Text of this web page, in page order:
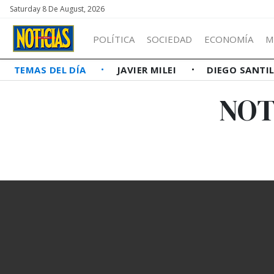
Saturday 8 De August, 2026
POLÍTICA SOCIEDAD ECONOMÍA
TEMAS DEL DÍA JAVIER MILEI DIEGO